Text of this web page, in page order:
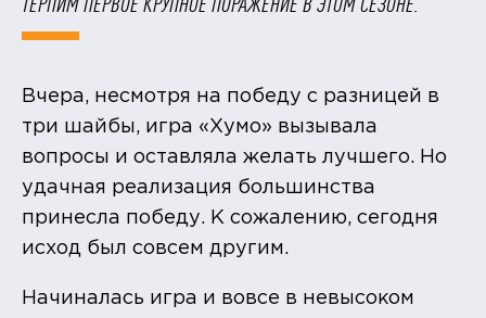
Вчера, несмотря на победу с разницей в
три шайбы, игра «Хумо» вызывала
вопросы и оставляла желать лучшего. Но
удачная реализация большинства
принесла победу. К сожалению, сегодня
исход был совсем другим.
Начиналась игра и вовсе в невысоком